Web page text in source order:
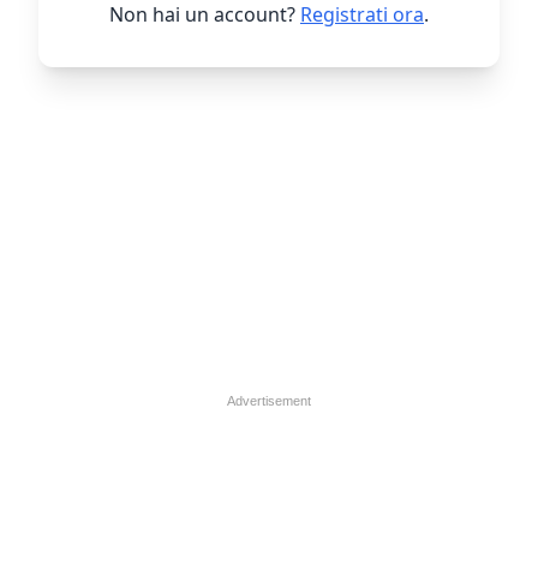
Non hai un account? Registrati ora.